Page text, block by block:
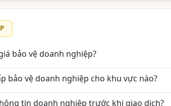
bảo vệ doanh nghiệp?
bảo vệ doanh nghiệp cho khu vực nào?
tin doanh nghiệp trước khi giao dịch?